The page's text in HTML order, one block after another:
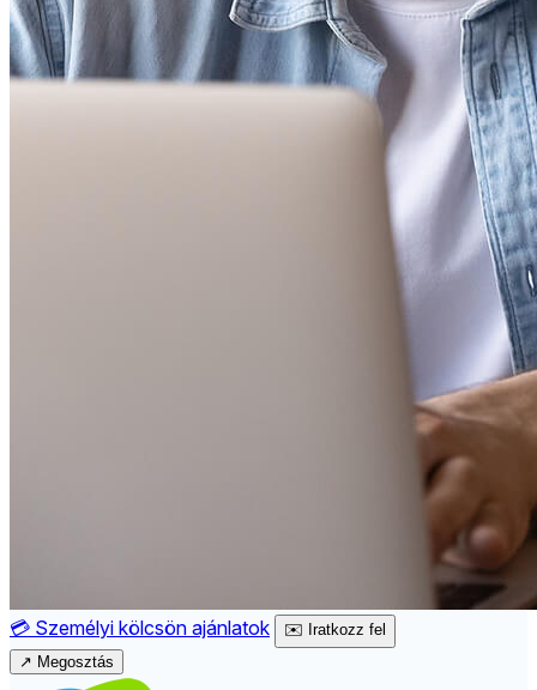
💳 Személyi kölcsön ajánlatok ✉️ Iratkozz fel
↗ Megosztás